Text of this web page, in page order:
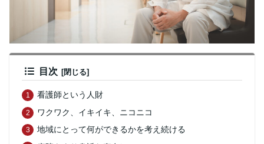
目次
看護師という人財
ワクワク、イキイキ、ニコニコ
地域にとって何ができるかを考え続ける